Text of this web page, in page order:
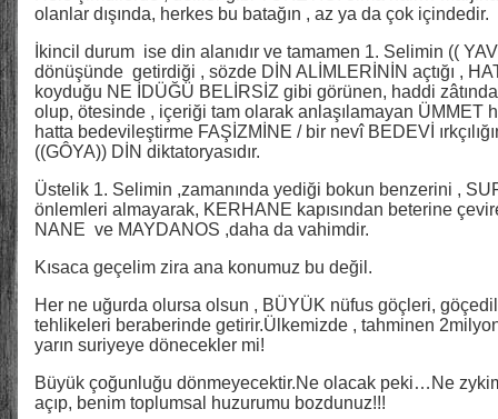
olanlar dışında, herkes bu batağın , az ya da çok içindedir.
İkincil durum ise din alanıdır ve tamamen 1. Selimin ((
dönüşünde getirdiği , sözde DİN ALİMLERİNİN açtığı ,
koyduğu NE İDÜĞÜ BELİRSİZ gibi görünen, haddi
olup, ötesinde , içeriği tam olarak anlaşılamayan ÜMMET
hatta bedevileştirme FAŞİZMİNE / bir nevî BEDEVİ
((GÔYA)) DİN diktatoryasıdır.
Üstelik 1. Selimin ,zamanında yediği bokun benzerini ,
önlemleri almayarak, KERHANE kapısından beterine
NANE ve MAYDANOS ,daha da vahimdir.
Kısaca geçelim zira ana konumuz bu değil.
Her ne uğurda olursa olsun , BÜYÜK nüfus göçleri,
tehlikeleri beraberinde getirir.Ülkemizde , tahminen
yarın suriyeye dönecekler mi!
Büyük çoğunluğu dönmeyecektir.Ne olacak peki…Ne
açıp, benim toplumsal huzurumu bozdunuz!!!